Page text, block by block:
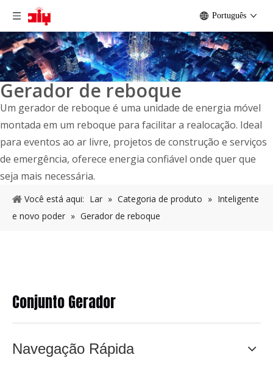
Português
Gerador de reboque
Um gerador de reboque é uma unidade de energia móvel
montada em um reboque para facilitar a realocação. Ideal
para eventos ao ar livre, projetos de construção e serviços
de emergência, oferece energia confiável onde quer que
seja mais necessária.
Você está aqui: Lar » Categoria de produto » Inteligente
e novo poder » Gerador de reboque
Conjunto Gerador
Navegação Rápida